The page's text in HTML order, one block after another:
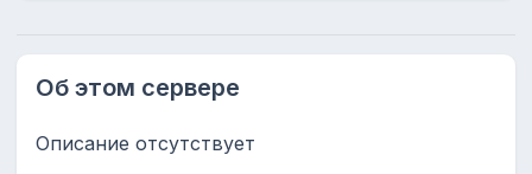
Об этом сервере
Описание отсутствует